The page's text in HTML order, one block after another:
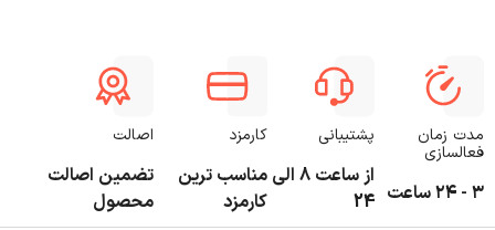
مدت زمان
فعالسازی
۳ - ۲۴ ساعت
پشتیبانی
از ساعت 8 الی
24
کارمزد
مناسب ترین
کارمزد
اصالت
تضمین اصالت
محصول